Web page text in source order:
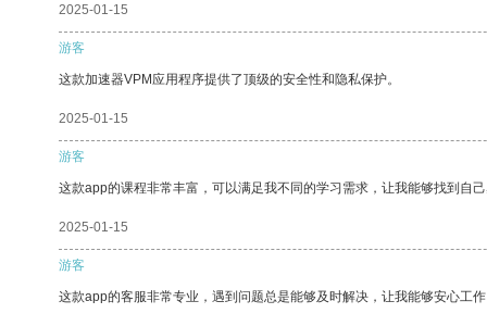
2025-01-15
游客
这款加速器VPM应用程序提供了顶级的安全性和隐私保护。
2025-01-15
游客
这款app的课程非常丰富，可以满足我不同的学习需求，让我能够找到自
2025-01-15
游客
这款app的客服非常专业，遇到问题总是能够及时解决，让我能够安心工